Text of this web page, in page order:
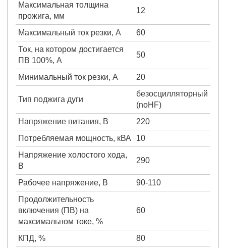
Максимальная толщина
прожига, мм
12
Максимальный ток резки, А
60
Ток, на котором достигается
ПВ 100%, А
50
Минимальный ток резки, А 20
Тип поджига дуги
безосцилляторный
(noHF)
Напряжение питания, В
220
Потребляемая мощность, кВА
10
Напряжение холостого хода,
В
290
Рабочее напряжение, В
90-110
Продолжительность
включения (ПВ) на
максимальном токе, %
60
КПД, %
80